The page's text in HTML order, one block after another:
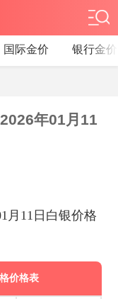
国际金价 银行金价
年01月11
月11日白银价格
价格表